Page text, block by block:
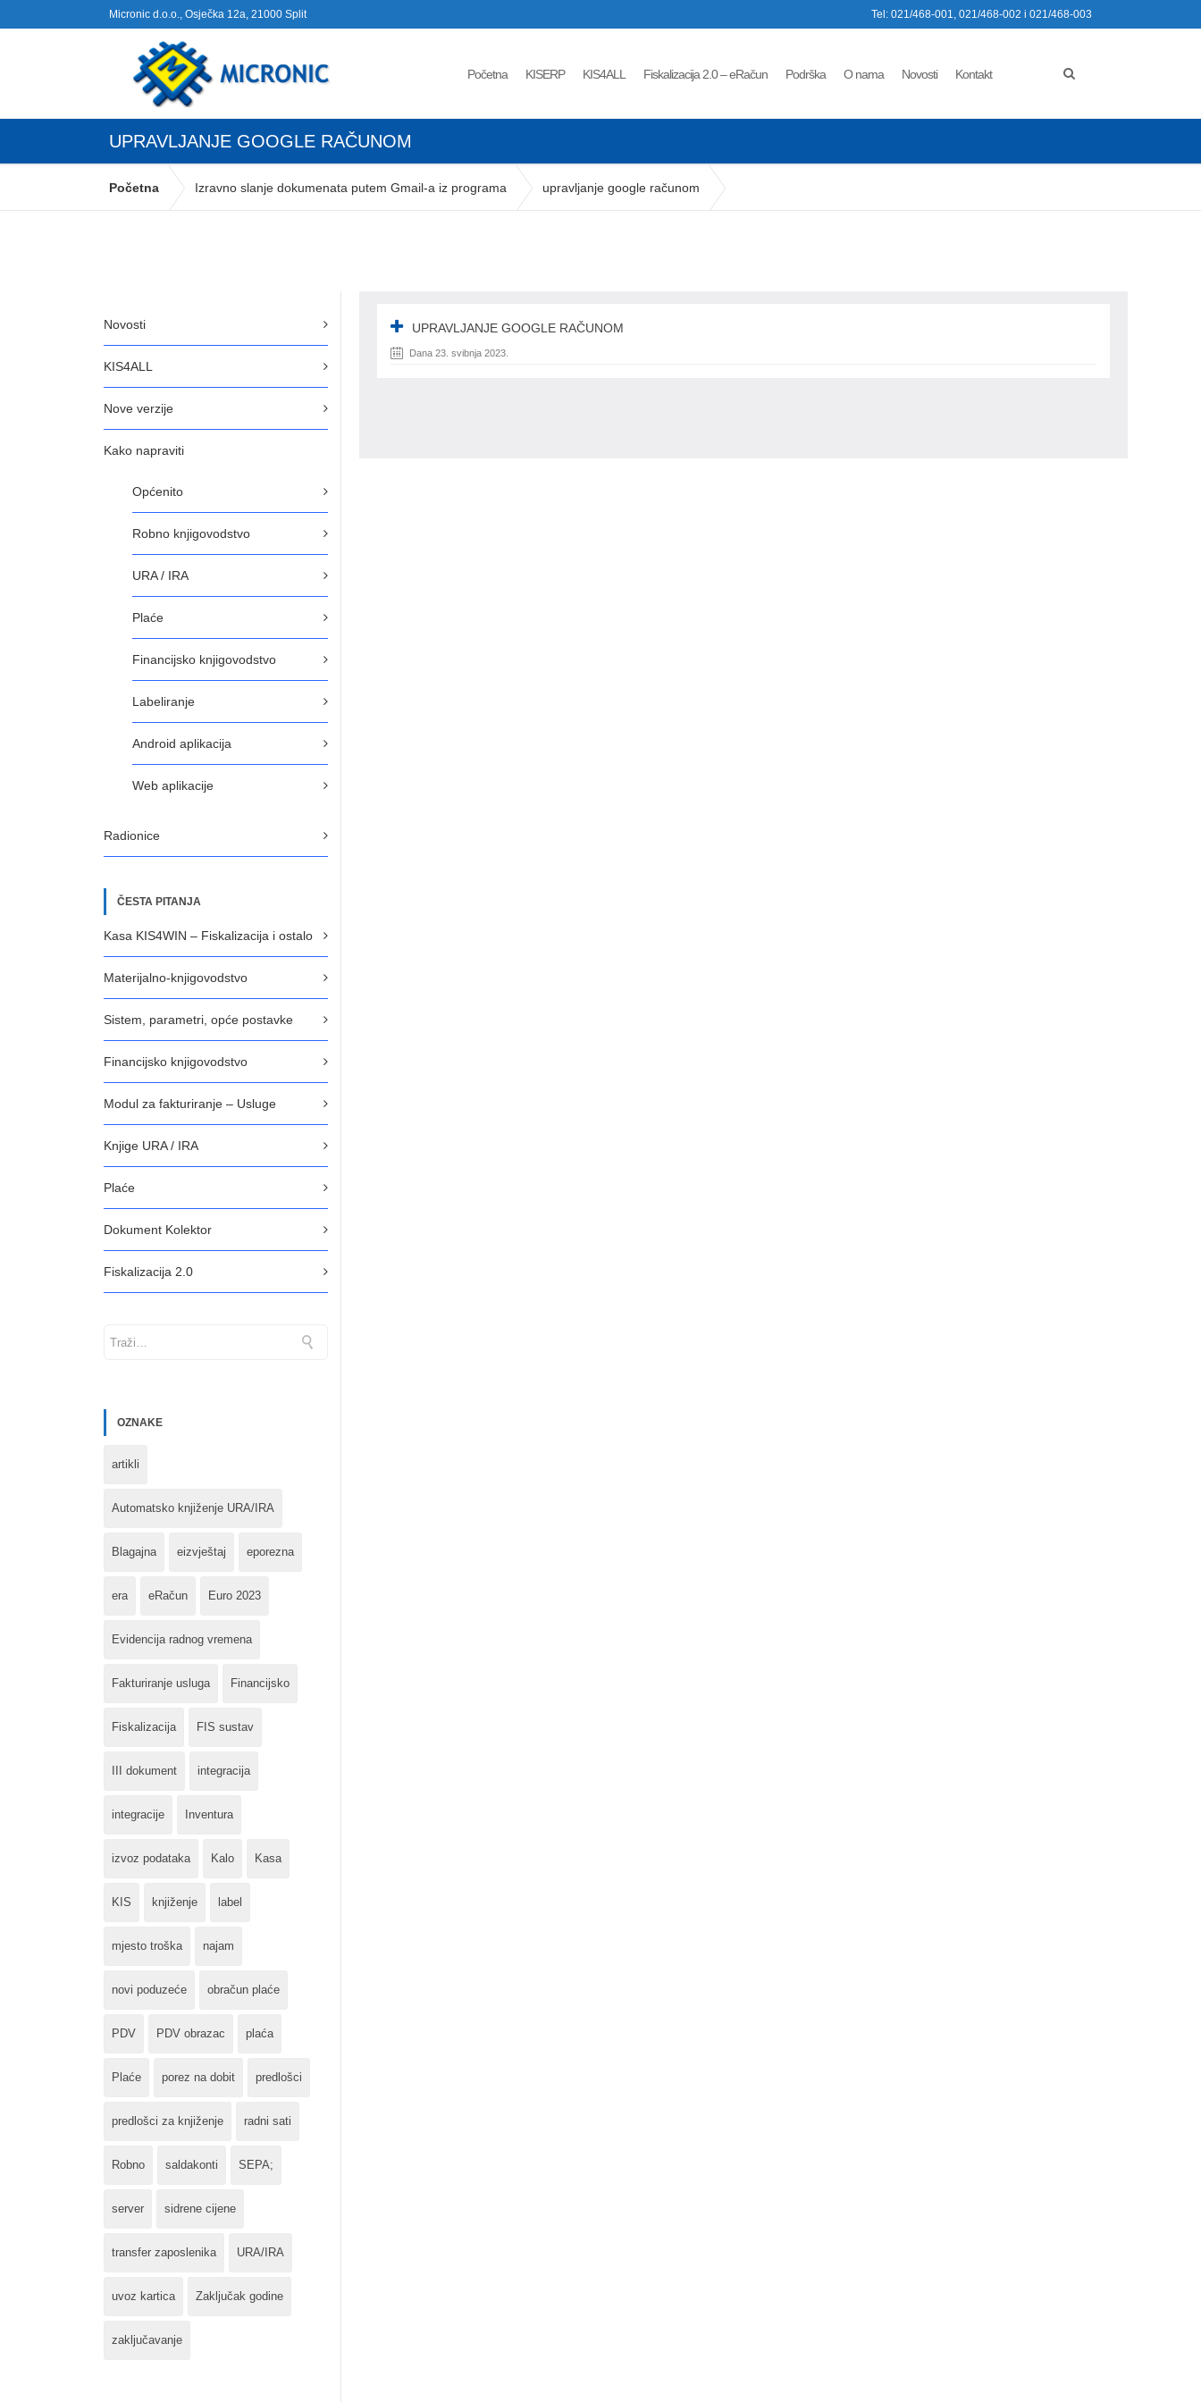
Micronic d.o.o., Osječka 12a, 21000 Split Tel: 021/468-001, 021/468-002 i 021/468-003
Početna KISERP KIS4ALL Fiskalizacija 2.0 – eRačun Podrška O nama Novosti Kontakt
UPRAVLJANJE GOOGLE RAČUNOM
Početna Izravno slanje dokumenata putem Gmail-a iz programa upravljanje google računom
Novosti
KIS4ALL
Nove verzije
Kako napraviti
Općenito
Robno knjigovodstvo
URA / IRA
Plaće
Financijsko knjigovodstvo
Labeliranje
Android aplikacija
Web aplikacije
Radionice
ČESTA PITANJA
Kasa KIS4WIN – Fiskalizacija i ostalo
Materijalno-knjigovodstvo
Sistem, parametri, opće postavke
Financijsko knjigovodstvo
Modul za fakturiranje – Usluge
Knjige URA / IRA
Plaće
Dokument Kolektor
Fiskalizacija 2.0
OZNAKE
artikli
Automatsko knjiženje URA/IRA
Blagajna eizvještaj eporezna
era eRačun Euro 2023
Evidencija radnog vremena
Fakturiranje usluga Financijsko
Fiskalizacija FIS sustav
III dokument integracija
integracije Inventura
izvoz podataka Kalo Kasa
KIS knjiženje label
mjesto troška najam
novi poduzeće obračun plaće
PDV PDV obrazac plaća
Plaće porez na dobit predlošci
predlošci za knjiženje radni sati
Robno saldakonti SEPA;
server sidrene cijene
transfer zaposlenika URA/IRA
uvoz kartica Zaključak godine
zaključavanje
UPRAVLJANJE GOOGLE RAČUNOM
Dana 23. svibnja 2023.